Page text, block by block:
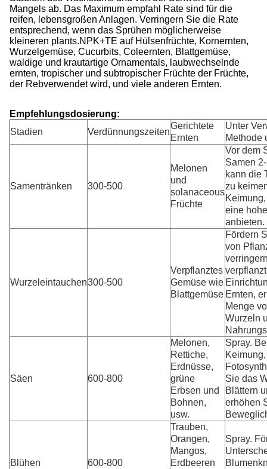
Mangels ab. Das Maximum empfahl Rate sind für die
reifen, lebensgroßen Anlagen. Verringern Sie die Rate
entsprechend, wenn das Sprühen möglicherweise
kleineren plants.NPK+TE auf Hülsenfrüchte, Kornernten,
Wurzelgemüse, Cucurbits, Coleernten, Blattgemüse,
waldige und krautartige Ornamentals, laubwechselnde
ernten, tropischer und subtropischer Früchte der Früchte,
der Rebverwendet wird, und viele anderen Ernten.
Empfehlungsdosierung:
Stadien
Verdünnungszeiten
Gerichtete
Ernten
Unter
Methode
Samentränken 300-500
Melonen
und
solanaceous
Früchte
Vor dem
Samen
kann die
zu
eine
anbieten.
Wurzeleintauchen300-500
Verpflanztes
Gemüse wie
Blattgemüse
Fördern
von
Ernten,
Menge
Wurzeln
Säen 600-800
Melonen,
Rettiche,
Erdnüsse,
grüne
Erbsen und
Bohnen,
usw.
Spray.
Sie das
Blättern
erhöhen
Blühen 600-800
Trauben,
Orangen,
Mangos,
Erdbeeren
Spray.